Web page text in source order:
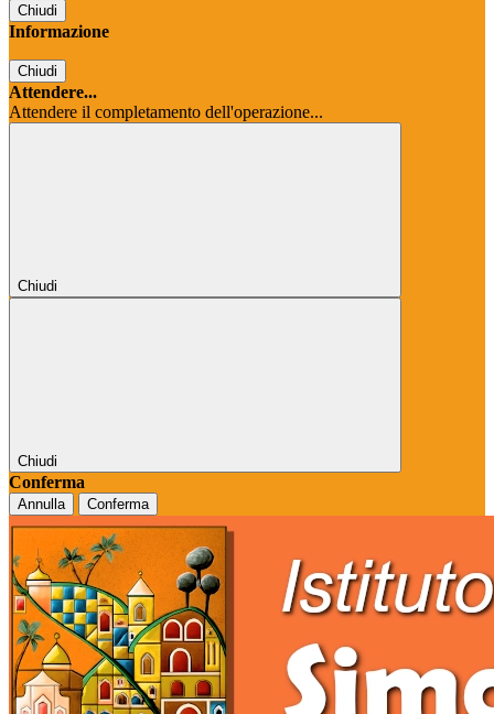
Chiudi
Informazione
Chiudi
Attendere...
Attendere il completamento dell'operazione...
Chiudi
Chiudi
Conferma
Annulla Conferma